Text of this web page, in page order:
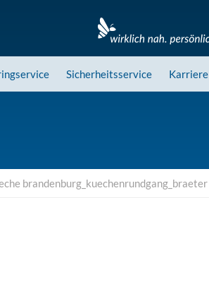
Sicherheitsservice Karriere
brandenburg_kuechenrundgang_braeter